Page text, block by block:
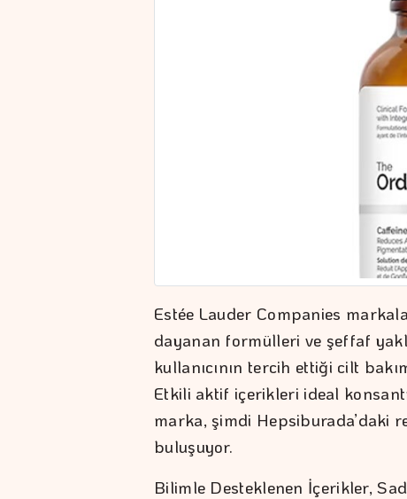
Estée Lauder Companies
dayanan formülleri ve şeffaf
kullanıcının tercih ettiği cilt
Etkili aktif içerikleri ideal
marka, şimdi Hepsiburada’daki
buluşuyor.
Bilimle Desteklenen İçerikler,